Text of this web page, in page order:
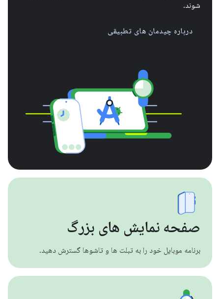
شوند.
درباره چیدمان های تطبیقی
صفحه نمایش های بزرگ
برنامه موبایل خود را به تبلت ها و تاشوها گسترش دهید.